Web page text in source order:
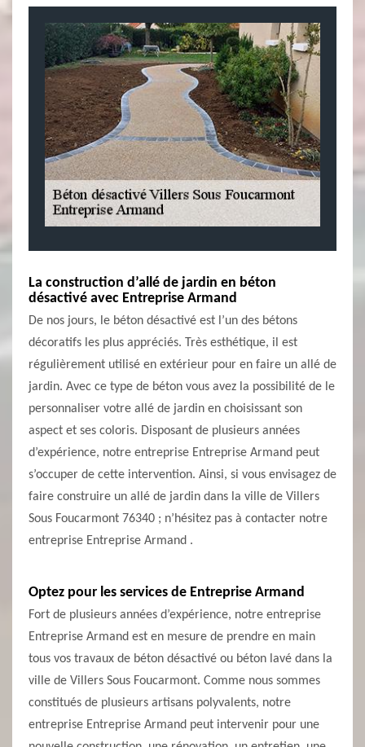
La construction d’allé de jardin en béton
désactivé avec Entreprise Armand
De nos jours, le béton désactivé est l’un des bétons
décoratifs les plus appréciés. Très esthétique, il est
régulièrement utilisé en extérieur pour en faire un allé de
jardin. Avec ce type de béton vous avez la possibilité de le
personnaliser votre allé de jardin en choisissant son
aspect et ses coloris. Disposant de plusieurs années
d’expérience, notre entreprise Entreprise Armand peut
s’occuper de cette intervention. Ainsi, si vous envisagez de
faire construire un allé de jardin dans la ville de Villers
Sous Foucarmont 76340 ; n’hésitez pas à contacter notre
entreprise Entreprise Armand .
Optez pour les services de Entreprise Armand
Fort de plusieurs années d’expérience, notre entreprise
Entreprise Armand est en mesure de prendre en main
tous vos travaux de béton désactivé ou béton lavé dans la
ville de Villers Sous Foucarmont. Comme nous sommes
constitués de plusieurs artisans polyvalents, notre
entreprise Entreprise Armand peut intervenir pour une